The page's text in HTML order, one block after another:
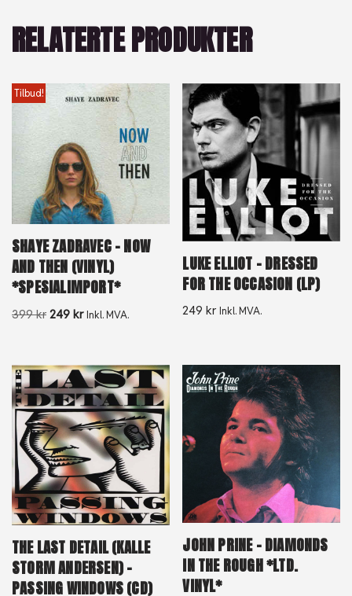
RELATERTE PRODUKTER
Tilbud!
SHAYE ZADRAVEC – NOW
AND THEN (VINYL)
*SPESIALIMPORT*
399kr 249 kr Inkl. MVA.
LUKE ELLIOT – DRESSED
FOR THE OCCASION (LP)
249kr Inkl. MVA.
THE LAST DETAIL (KALLE
STORM ANDERSEN) –
PASSING WINDOWS (CD)
JOHN PRINE – DIAMONDS
IN THE ROUGH *LTD.
VINYL*